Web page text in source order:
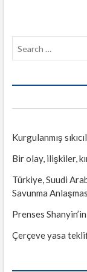
Kurgulanmış
Bir olay, ilişkiler,
Türkiye, Suudi
Savunma
Prenses
Çerçeve yasa